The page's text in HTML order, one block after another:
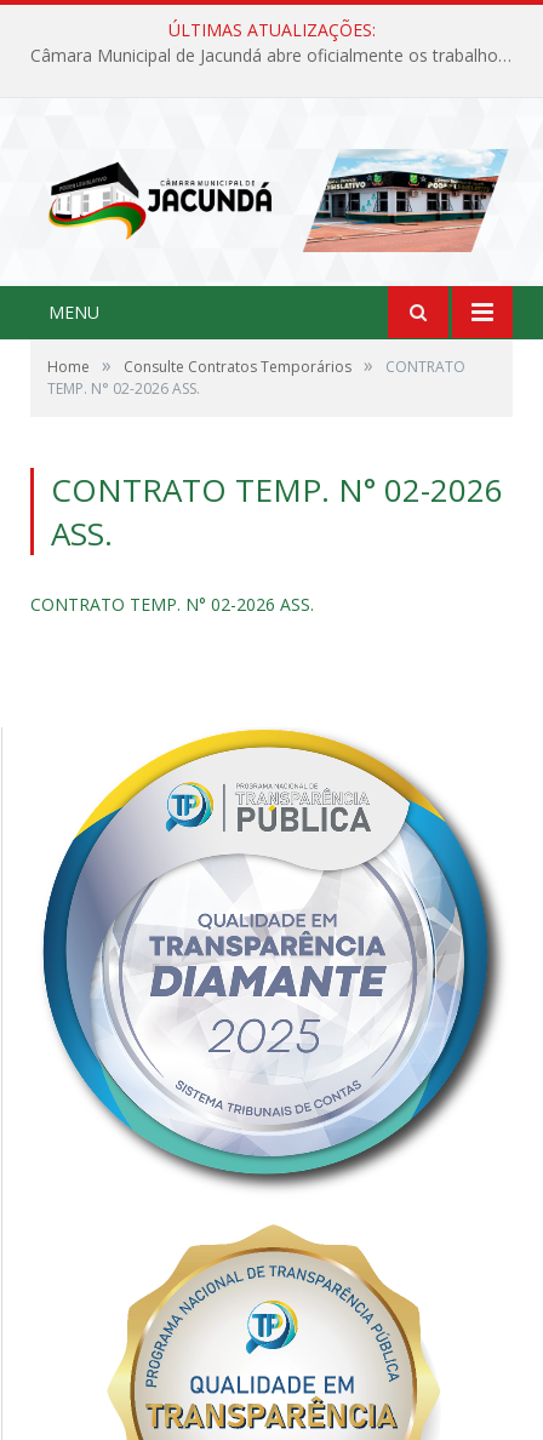
ÚLTIMAS ATUALIZAÇÕES:
Câmara Municipal de Jacundá abre oficialmente os trabalhos legislativos de 2026
MENU
Home » Consulte Contratos Temporários »
CONTRATO
TEMP. N° 02-2026 ASS.
CONTRATO TEMP. N° 02-2026
ASS.
CONTRATO TEMP. N° 02-2026 ASS.